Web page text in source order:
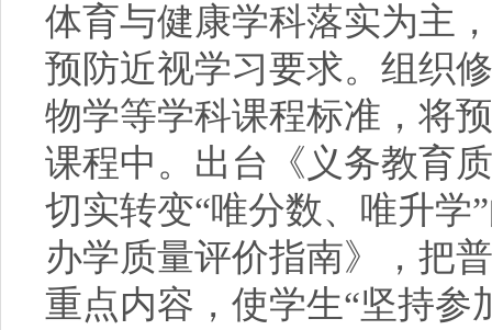
体育与健康学科落实为主
预防近视学习要求。组织
物学等学科课程标准，将
课程中。出台《义务教育
切实转变“唯分数、唯升学
办学质量评价指南》，把
重点内容，使学生“坚持参